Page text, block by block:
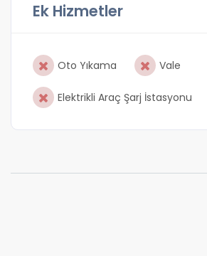
Ek Hizmetler
Oto Yıkama Vale
Elektrikli Araç Şarj İstasyonu